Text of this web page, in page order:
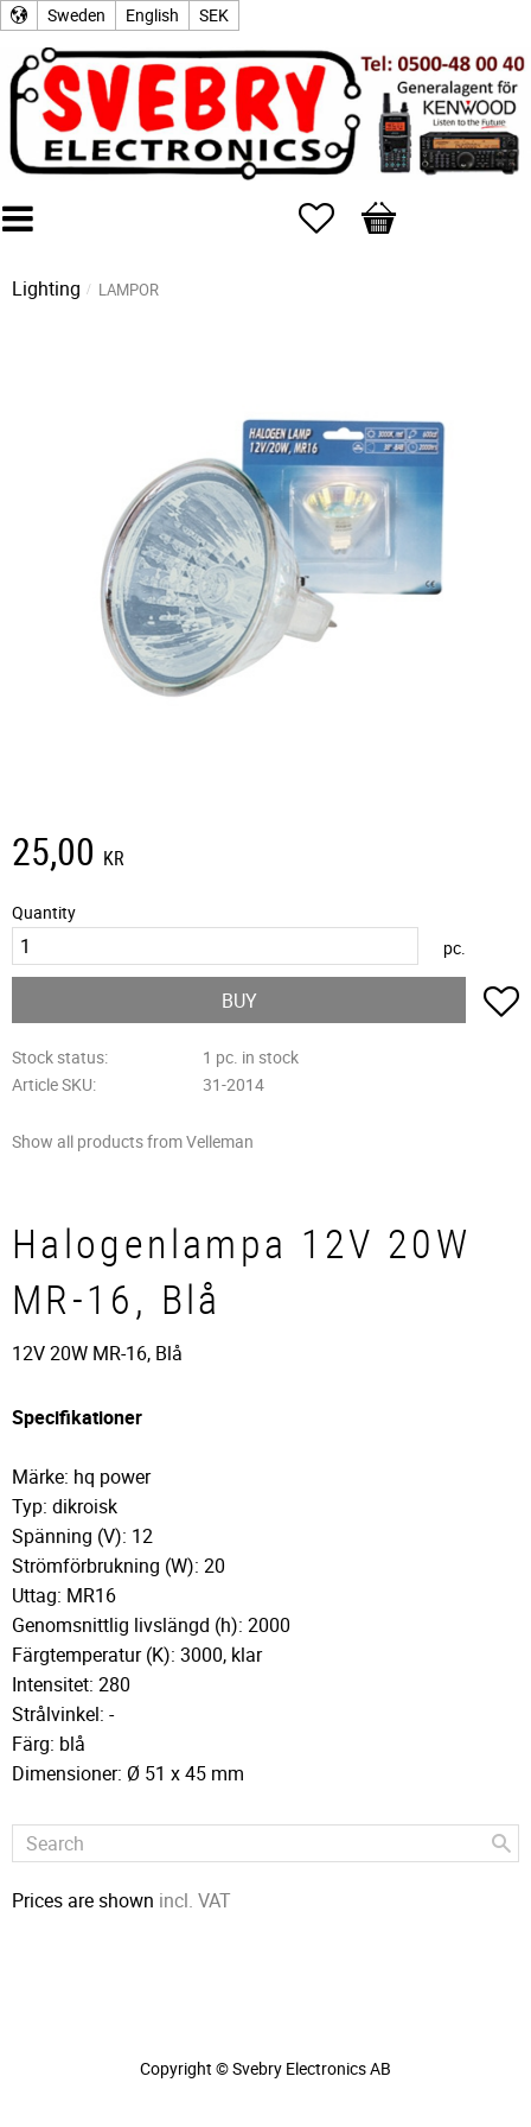
Sweden English SEK
Favorites
Basket
Lighting LAMPOR
25,00 KR
Quantity
pc.
BUY
Stock status
1 pc. in stock
Article SKU
31-2014
Show all products from Velleman
Halogenlampa 12V 20W
MR-16, Blå
12V 20W MR-16, Blå
Specifikationer
Märke: hq power
Typ: dikroisk
Spänning (V): 12
Strömförbrukning (W): 20
Uttag: MR16
Genomsnittlig livslängd (h): 2000
Färgtemperatur (K): 3000, klar
Intensitet: 280
Strålvinkel: -
Färg: blå
Dimensioner: Ø 51 x 45 mm
Prices are shown incl. VAT
Copyright © Svebry Electronics AB